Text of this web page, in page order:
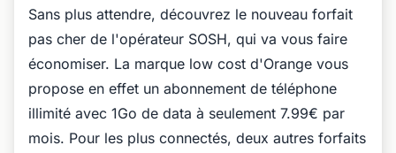
Sans plus attendre, découvrez le nouveau forfait
pas cher de l'opérateur SOSH, qui va vous faire
économiser. La marque low cost d'Orange vous
propose en effet un abonnement de téléphone
illimité avec 1Go de data à seulement 7.99€ par
mois. Pour les plus connectés, deux autres forfaits